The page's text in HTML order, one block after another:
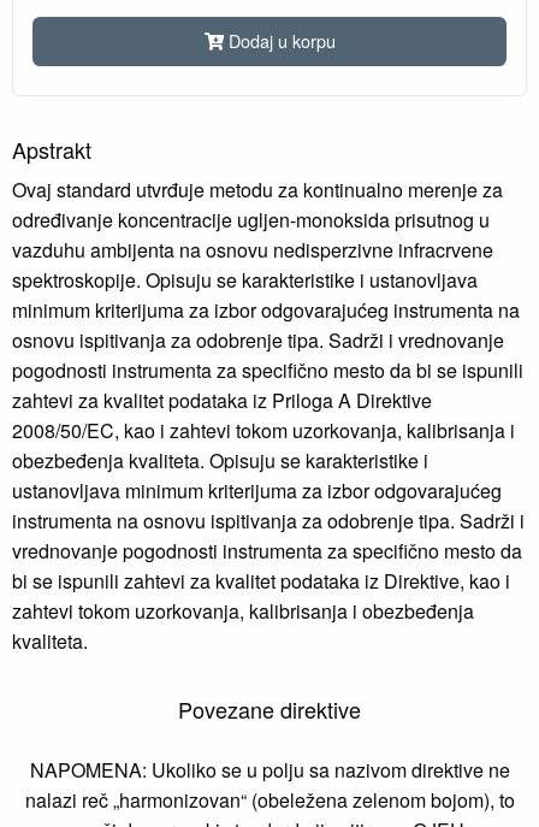
Dodaj u korpu
Apstrakt
Ovaj standard utvrđuje metodu za kontinualno merenje za
određivanje koncentracije ugljen-monoksida prisutnog u
vazduhu ambijenta na osnovu nedisperzivne infracrvene
spektroskopije. Opisuju se karakteristike i ustanovljava
minimum kriterijuma za izbor odgovarajućeg instrumenta na
osnovu ispitivanja za odobrenje tipa. Sadrži i vrednovanje
pogodnosti instrumenta za specifično mesto da bi se ispunili
zahtevi za kvalitet podataka iz Priloga A Direktive
2008/50/EC, kao i zahtevi tokom uzorkovanja, kalibrisanja i
obezbeđenja kvaliteta. Opisuju se karakteristike i
ustanovljava minimum kriterijuma za izbor odgovarajućeg
instrumenta na osnovu ispitivanja za odobrenje tipa. Sadrži i
vrednovanje pogodnosti instrumenta za specifično mesto da
bi se ispunili zahtevi za kvalitet podataka iz Direktive, kao i
zahtevi tokom uzorkovanja, kalibrisanja i obezbeđenja
kvaliteta.
Povezane direktive
NAPOMENA: Ukoliko se u polju sa nazivom direktive ne
nalazi reč „harmonizovan“ (obeležena zelenom bojom), to